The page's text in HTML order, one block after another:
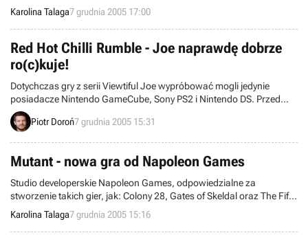
ludzka i w sieci już roi się od różnych ploteczek na temat Revolution.
Dziś prezentujemy spekulacje zamieszczone na serwisie IGN i choć
to tylko przypuszczenia, to wydają się być bardzo wiarygodne.
Karolina Talaga7 grudnia 2005 17:00
Red Hot Chilli Rumble - Joe naprawdę dobrze
ro(c)kuje!
Dotychczas gry z serii Viewtiful Joe wypróbować mogli jedynie
posiadacze Nintendo GameCube, Sony PS2 i Nintendo DS. Przed
dwoma dniami Capcom oficjalnie zapowiedziało nową grę z
szalonym Joe w roli głównej, która trafi na przenośną konsolę firmy
Piotr Doroń7 grudnia 2005 15:31
Mutant - nowa gra od Napoleon Games
Studio developerskie Napoleon Games, odpowiedzialne za
stworzenie takich gier, jak: Colony 28, Gates of Skeldal oraz The Fifth
Disciple, aktualnie pracuje nad kolejną produkcją, której tytuł będzie
brzmieć Mutant.
Karolina Talaga7 grudnia 2005 15:16